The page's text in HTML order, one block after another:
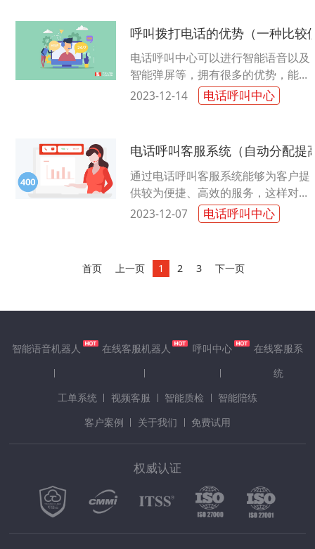
呼叫拨打电话的优势（一种比较
电话呼叫中心可以进行智能语音以及
智能弹屏等，拥有很多的优势，能够
有效满足不同业务场景。同时还可以
结合稳定的电话呼叫中心产品和客户
2023-12-14 电话呼叫中心
电话呼叫客服系统（自动分配提
通过电话呼叫客服系统能够为客户提
供较为便捷、高效的服务，这样对于
客户的满意度以及服务质量的提升就
有着较大的好处。那么电话呼叫客服
2023-12-07 电话呼叫中心
首页 上一页 1 2 3 下一页
智能语音机器人 在线客服机器人 呼叫中心
在线客服系
统
工单系统
视频客服 智能质检
智能陪练
客户案例
关于我们 免费试用
权威认证